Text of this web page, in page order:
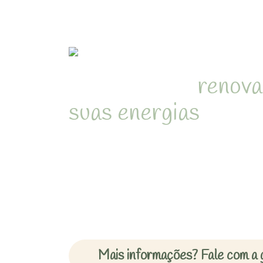
suas energias
Mais informações? Fale com a